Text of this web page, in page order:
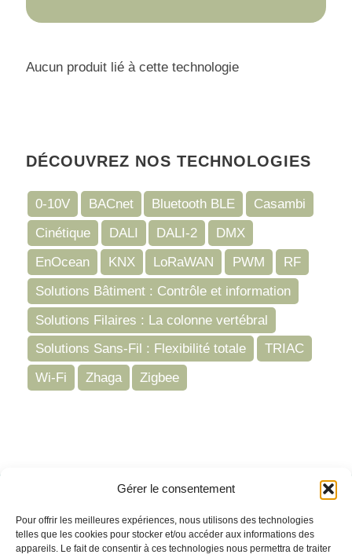
Gérer le consentement
Pour offrir les meilleures expériences, nous utilisons des technologies
telles que les cookies pour stocker et/ou accéder aux informations des
appareils. Le fait de consentir à ces technologies nous permettra de traiter
Aucun produit lié à cette technologie
DÉCOUVREZ NOS TECHNOLOGIES
0-10V BACnet Bluetooth BLE
Casambi
Cinétique
DALI DALI-2
DMX
EnOcean
KNX LoRaWAN PWM
RF
Solutions Bâtiment : Contrôle et information
Solutions Filaires : La colonne vertébral
Solutions Sans-Fil : Flexibilité totale
TRIAC
Wi-Fi
Zhaga Zigbee
Parlez-nous de votre projet